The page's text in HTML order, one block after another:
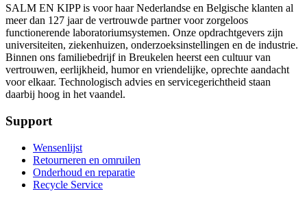
SALM EN KIPP is voor haar Nederlandse en Belgische klanten al
meer dan 127 jaar de vertrouwde partner voor zorgeloos
functionerende laboratoriumsystemen. Onze opdrachtgevers zijn
universiteiten, ziekenhuizen, onderzoeksinstellingen en de industrie.
Binnen ons familiebedrijf in Breukelen heerst een cultuur van
vertrouwen, eerlijkheid, humor en vriendelijke, oprechte aandacht
voor elkaar. Technologisch advies en servicegerichtheid staan
daarbij hoog in het vaandel.
Support
Wensenlijst
Retourneren en omruilen
Onderhoud en reparatie
Recycle Service